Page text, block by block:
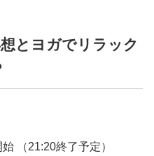
とヨガでリラック
（21:20終了予定）